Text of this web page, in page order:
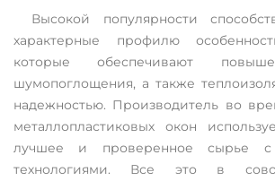
Высокой популярности
характерные профилю
которые обеспечивают
шумопоглощения, а также
надежностью. Производитель во
металлопластиковых окон
лучшее и проверенное сырье с
технологиями. Все это в